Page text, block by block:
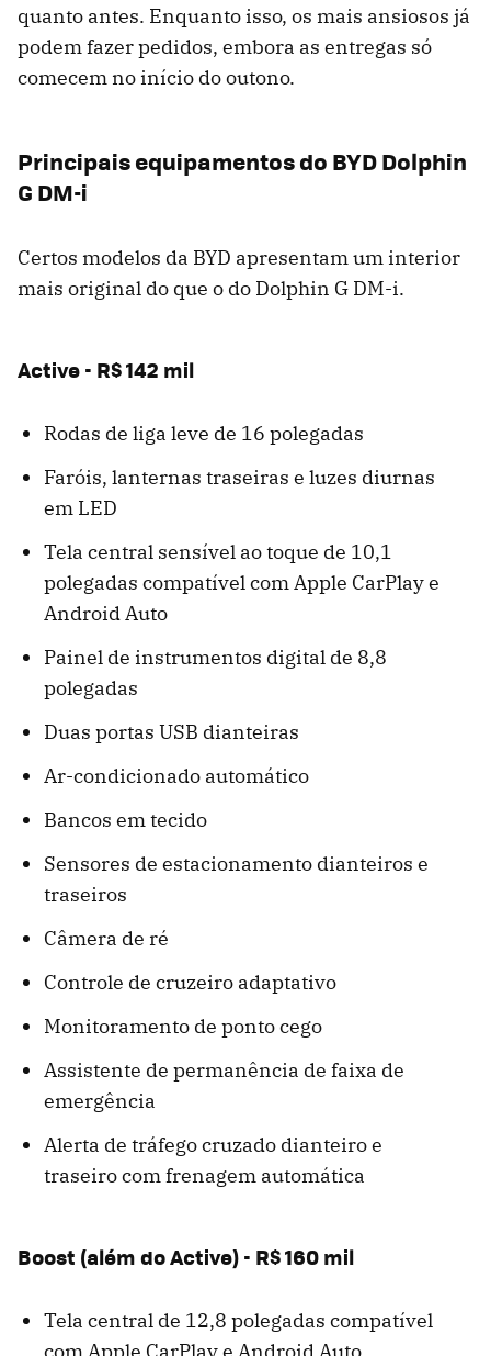
quanto antes. Enquanto isso, os mais ansiosos já
podem fazer pedidos, embora as entregas só
comecem no início do outono.
Principais equipamentos do BYD Dolphin
G DM-i
Certos modelos da BYD apresentam um interior
mais original do que o do Dolphin G DM-i.
Active - R$ 142 mil
Rodas de liga leve de 16 polegadas
Faróis, lanternas traseiras e luzes diurnas
em LED
Tela central sensível ao toque de 10,1
polegadas compatível com Apple CarPlay e
Android Auto
Painel de instrumentos digital de 8,8
polegadas
Duas portas USB dianteiras
Ar-condicionado automático
Bancos em tecido
Sensores de estacionamento dianteiros e
traseiros
Câmera de ré
Controle de cruzeiro adaptativo
Monitoramento de ponto cego
Assistente de permanência de faixa de
emergência
Alerta de tráfego cruzado dianteiro e
traseiro com frenagem automática
Boost (além do Active) - R$ 160 mil
Tela central de 12,8 polegadas compatível